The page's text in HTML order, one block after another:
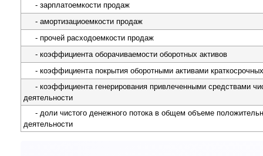
- зарплатоемкости продаж
- амортизациоемкости продаж
- прочей расходоемкости продаж
- коэффициента оборачиваемости оборотных активов
- коэффициента покрытия оборотными активами
- коэффициента генерирования привлеченными средствами
деятельности
- доли чистого денежного потока в общем объеме
деятельности